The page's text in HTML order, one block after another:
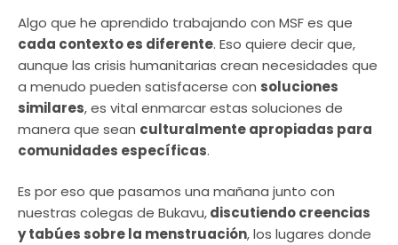
Algo que he aprendido trabajando con MSF es que
cada contexto es diferente. Eso quiere decir que,
aunque las crisis humanitarias crean necesidades que
a menudo pueden satisfacerse con soluciones
similares, es vital enmarcar estas soluciones de
manera que sean culturalmente apropiadas para
comunidades específicas.
Es por eso que pasamos una mañana junto con
nuestras colegas de Bukavu,discutiendo creencias
y tabúes sobre la menstruación, los lugares donde